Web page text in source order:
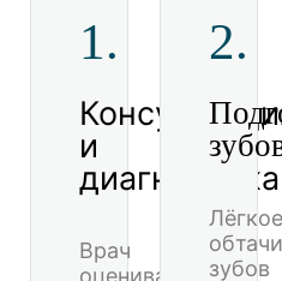
1.
и
диагностика
Врач
оценивает
2.
Лёгкое
зубов